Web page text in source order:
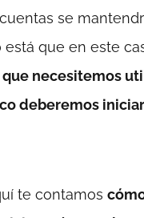
se
está que en este
que necesitemos
deberemos
te contamos